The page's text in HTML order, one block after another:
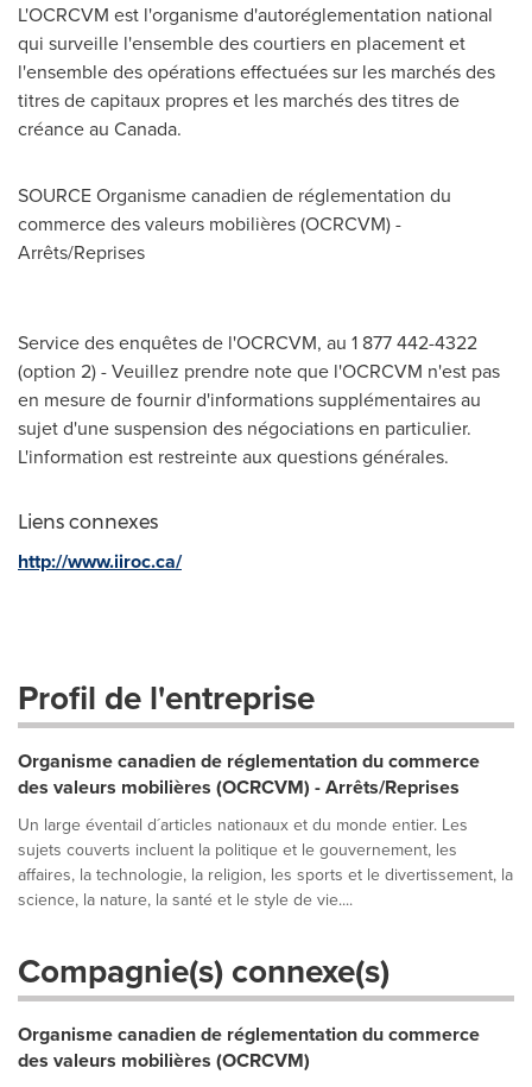
L'OCRCVM est l'organisme d'autoréglementation national
qui surveille l'ensemble des courtiers en placement et
l'ensemble des opérations effectuées sur les marchés des
titres de capitaux propres et les marchés des titres de
créance au Canada.
SOURCE Organisme canadien de réglementation du
commerce des valeurs mobilières (OCRCVM) -
Arrêts/Reprises
Service des enquêtes de l'OCRCVM, au 1 877 442-4322
(option 2) - Veuillez prendre note que l'OCRCVM n'est pas
en mesure de fournir d'informations supplémentaires au
sujet d'une suspension des négociations en particulier.
L'information est restreinte aux questions générales.
Liens connexes
http://www.iiroc.ca/
Profil de l'entreprise
Organisme canadien de réglementation du commerce
des valeurs mobilières (OCRCVM) - Arrêts/Reprises
Un large éventail d´articles nationaux et du monde entier. Les
sujets couverts incluent la politique et le gouvernement, les
affaires, la technologie, la religion, les sports et le divertissement, la
science, la nature, la santé et le style de vie....
Compagnie(s) connexe(s)
Organisme canadien de réglementation du commerce
des valeurs mobilières (OCRCVM)